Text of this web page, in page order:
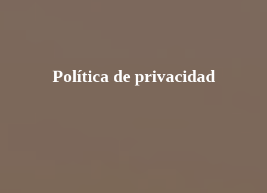
Política de privacidad